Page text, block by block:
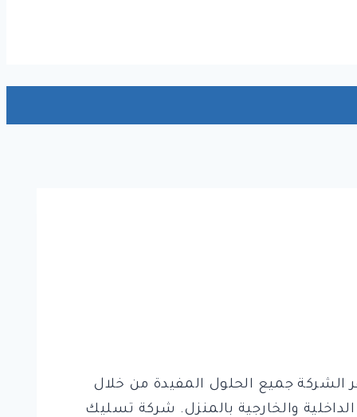
جميع الحلول المفيدة من خلال
والخارجية بالمنزل. شركة تسليك